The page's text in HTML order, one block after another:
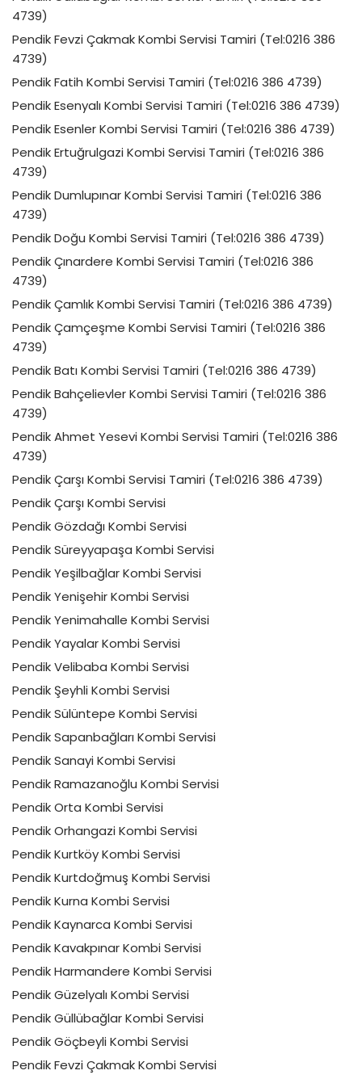
4739)
Pendik Fevzi Çakmak Kombi Servisi Tamiri (Tel:0216 386
4739)
Pendik Fatih Kombi Servisi Tamiri (Tel:0216 386 4739)
Pendik Esenyalı Kombi Servisi Tamiri (Tel:0216 386 4739)
Pendik Esenler Kombi Servisi Tamiri (Tel:0216 386 4739)
Pendik Ertuğrulgazi Kombi Servisi Tamiri (Tel:0216 386
4739)
Pendik Dumlupınar Kombi Servisi Tamiri (Tel:0216 386
4739)
Pendik Doğu Kombi Servisi Tamiri (Tel:0216 386 4739)
Pendik Çınardere Kombi Servisi Tamiri (Tel:0216 386
4739)
Pendik Çamlık Kombi Servisi Tamiri (Tel:0216 386 4739)
Pendik Çamçeşme Kombi Servisi Tamiri (Tel:0216 386
4739)
Pendik Batı Kombi Servisi Tamiri (Tel:0216 386 4739)
Pendik Bahçelievler Kombi Servisi Tamiri (Tel:0216 386
4739)
Pendik Ahmet Yesevi Kombi Servisi Tamiri (Tel:0216 386
4739)
Pendik Çarşı Kombi Servisi Tamiri (Tel:0216 386 4739)
Pendik Çarşı Kombi Servisi
Pendik Gözdağı Kombi Servisi
Pendik Süreyyapaşa Kombi Servisi
Pendik Yeşilbağlar Kombi Servisi
Pendik Yenişehir Kombi Servisi
Pendik Yenimahalle Kombi Servisi
Pendik Yayalar Kombi Servisi
Pendik Velibaba Kombi Servisi
Pendik Şeyhli Kombi Servisi
Pendik Sülüntepe Kombi Servisi
Pendik Sapanbağları Kombi Servisi
Pendik Sanayi Kombi Servisi
Pendik Ramazanoğlu Kombi Servisi
Pendik Orta Kombi Servisi
Pendik Orhangazi Kombi Servisi
Pendik Kurtköy Kombi Servisi
Pendik Kurtdoğmuş Kombi Servisi
Pendik Kurna Kombi Servisi
Pendik Kaynarca Kombi Servisi
Pendik Kavakpınar Kombi Servisi
Pendik Harmandere Kombi Servisi
Pendik Güzelyalı Kombi Servisi
Pendik Güllübağlar Kombi Servisi
Pendik Göçbeyli Kombi Servisi
Pendik Fevzi Çakmak Kombi Servisi